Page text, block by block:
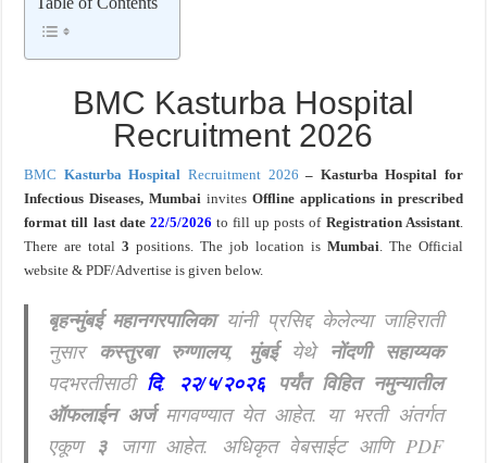
खुशखबर ! नागपूर विद्यापीठ मध्ये १३९ सहायक प्राध्यापक पदांची भरती सुरु ! Nagpur
BMC Kasturba Hospital
Recruitment 2026
BMC Kasturba Hospital Recruitment 2026 – Kasturba Hospital for
Infectious Diseases, Mumbai invites Offline applications in prescribed
format till lastdate 22/5/2026 to fill up posts of Registration Assistant.
There are total 3 positions. The job location isMumbai. The Official
website & PDF/Advertise is given below.
बृहन्मुंबई महानगरपालिका यांनी प्रसिद्द केलेल्या जाहिराती
नुसार कस्तुरबा रुग्णालय, मुंबई येथेनोंदणी सहाय्यक
पदभरतीसाठी दि. २२/५/२०२६ पर्यंत विहित नमुन्यातील
ऑफलाईन अर्ज मागवण्यात येत आहेत. या भरती अंतर्गत
एकूण ३ जागा आहेत. अधिकृत वेबसाईट आणि PDF